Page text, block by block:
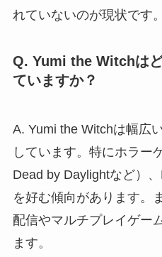
れていないのが現状です。
Q. Yumi the Witchは
ていますか？
A. Yumi the Witchは幅広
しています。特にホラー
Dead by Daylightなど）
を好む傾向があります。
配信やマルチプレイゲー
ます。